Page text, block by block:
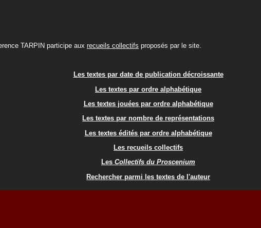
TARPIN participe aux recueils collectifs proposés par le site.
Les textes par date de publication décroissante
Les textes par ordre alphabétique
Les textes jouées par ordre alphabétique
Les textes par nombre de représentations
Les textes édités par ordre alphabétique
Les recueils collectifs
Les Collectifs du Proscenium
Rechercher parmi les textes de l'auteur